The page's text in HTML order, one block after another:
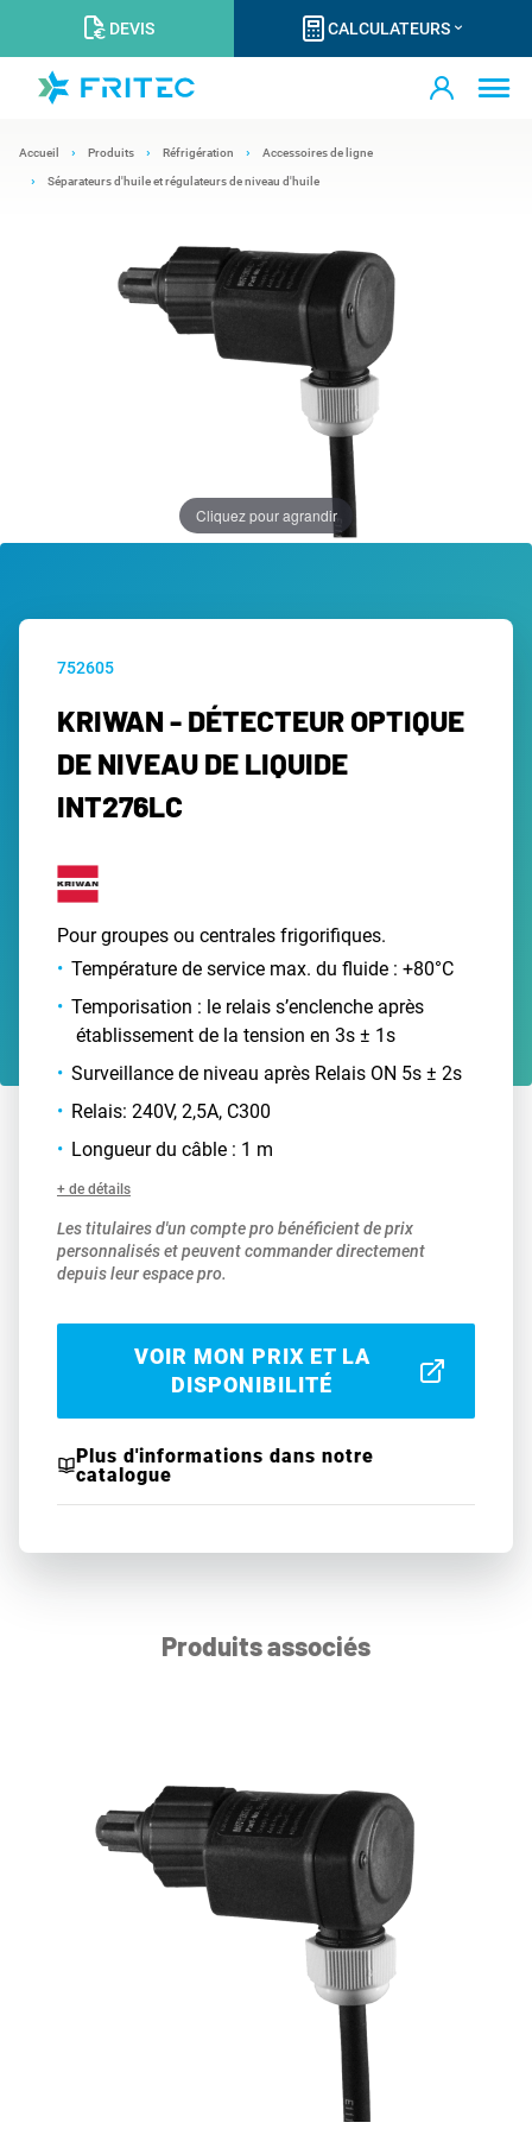
DEVIS CALCULATEURS
Accueil Produits Réfrigération Accessoires de ligne
Séparateurs d'huile et régulateurs de niveau d'huile
Cliquez pour agrandir
752605
KRIWAN - DÉTECTEUR OPTIQUE
DE NIVEAU DE LIQUIDE
INT276LC
Pour groupes ou centrales frigorifiques.
Température de service max. du fluide : +80°C
Temporisation : le relais s’enclenche après
établissement de la tension en 3s ± 1s
Surveillance de niveau après Relais ON 5s ± 2s
Relais: 240V, 2,5A, C300
Longueur du câble : 1 m
+ de détails
Les titulaires d'un compte pro bénéficient de prix
personnalisés et peuvent commander directement
depuis leur espace pro.
VOIR MON PRIX ET LA
DISPONIBILITÉ
Plus d'informations dans notre
catalogue
Produits associés